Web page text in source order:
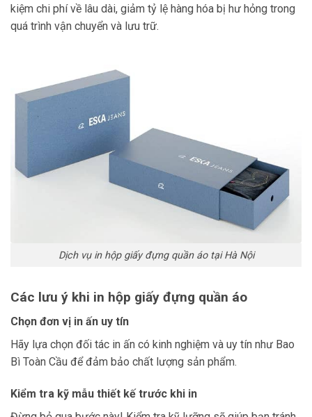
kiệm chi phí về lâu dài, giảm tỷ lệ hàng hóa bị hư hỏng trong
quá trình vận chuyển và lưu trữ.
Dịch vụ in hộp giấy đựng quần áo tại Hà Nội
Các lưu ý khi in hộp giấy đựng quần áo
Chọn đơn vị in ấn uy tín
Hãy lựa chọn đối tác in ấn có kinh nghiệm và uy tín như Bao
Bì Toàn Cầu để đảm bảo chất lượng sản phẩm.
Kiểm tra kỹ mẫu thiết kế trước khi in